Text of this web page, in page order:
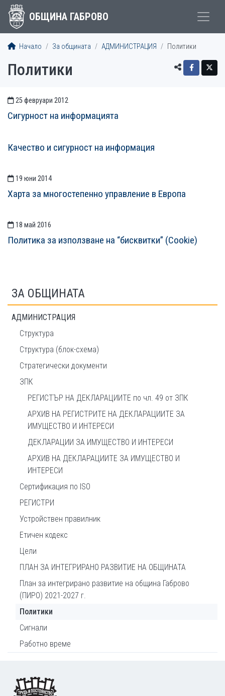
ОБЩИНА ГАБРОВО
Начало За общината АДМИНИСТРАЦИЯ Политики
Политики
СТАТИИСТАТИИ
25 февруари 2012
Сигурност на информацията
Качество и сигурност на информация
19 юни 2014
Харта за многостепенно управление в Европа
18 май 2016
Политика за използване на “бисквитки” (Cookie)
ЗА ОБЩИНАТА
АДМИНИСТРАЦИЯ
Структура
Структура (блок-схема)
Стратегически документи
ЗПК
РЕГИСТЪР НА ДЕКЛАРАЦИИТЕ по чл. 49 от ЗПК
АРХИВ НА РЕГИСТРИТЕ НА ДЕКЛАРАЦИИТЕ ЗА
ИМУЩЕСТВО И ИНТЕРЕСИ
ДЕКЛАРАЦИИ ЗА ИМУЩЕСТВО И ИНТЕРЕСИ
АРХИВ НА ДЕКЛАРАЦИИТЕ ЗА ИМУЩЕСТВО И
ИНТЕРЕСИ
Сертификация по ISO
РЕГИСТРИ
Устройствен правилник
Етичен кодекс
Цели
ПЛАН ЗА ИНТЕГРИРАНО РАЗВИТИЕ НА ОБЩИНАТА
План за интегрирано развитие на община Габрово
(ПИРО) 2021-2027 г.
Политики
Сигнали
Работно време
Footer